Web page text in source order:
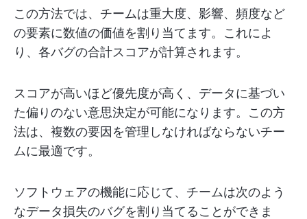
この方法では、チームは重大度、影響、頻度など
の要素に数値の価値を割り当てます。これによ
り、各バグの合計スコアが計算されます。
スコアが高いほど優先度が高く、データに基づい
た偏りのない意思決定が可能になります。この方
法は、複数の要因を管理しなければならないチー
ムに最適です。
ソフトウェアの機能に応じて、チームは次のよう
なデータ損失のバグを割り当てることができま